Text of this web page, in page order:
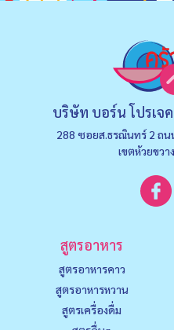
บริษัท บอร์น โปรเจ
288 ซอยส.ธรณินทร์ 2 ถน
เขตห้วยขว
สูตรอาหาร
สูตรอาหารคาว
สูตรอาหารหวาน
สูตรเครื่องดื่ม